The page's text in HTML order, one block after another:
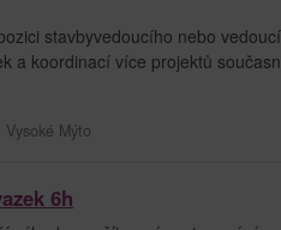
stavbyvedoucího nebo
koordinací více projektů
Vysoké Mýto
6h